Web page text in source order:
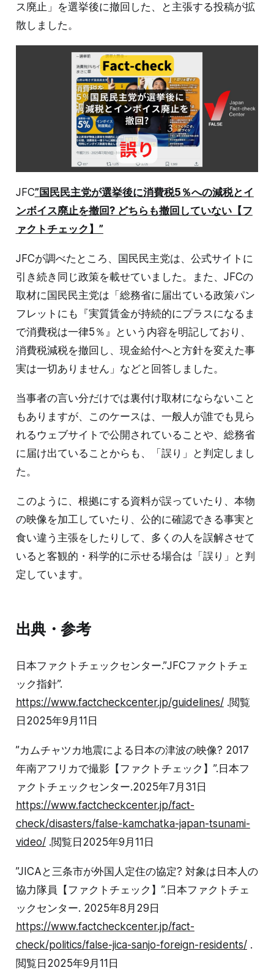
ス廃止」を選挙後に撤回した、と主張する投稿が拡
散しました。
JFC” 国民民主党が選挙後に消費税5％への減税とイ
ンボイス廃止を撤回? どちらも撤回していない【フ
ァクトチェック】”
JFCが調べたところ、国民民主党は、公式サイトに
引き続き同じ政策を載せていました。また、JFCの
取材に国民民主党は「総務省に届出ている政策パン
フレットにも『実質賃金が持続的にプラスになるま
で消費税は一律5％』という内容を明記しており、
消費税減税を撤回し、現金給付へと方針を変えた事
実は一切ありません」などと回答しました。
当事者の言い分だけでは裏付け取材にならないこと
もありますが、このケースは、一般人が誰でも見ら
れるウェブサイトで公開されていることや、総務省
に届け出ていることからも、「誤り」と判定しまし
た。
このように、根拠にする資料が誤っていたり、本物
の映像を加工していたり、公的に確認できる事実と
食い違う主張をしたりして、多くの人を誤解させて
いると客観的・科学的に示せる場合は「誤り」と判
定しています。
出典・参考
日本ファクトチェックセンター.”JFCファクトチェ
ック指針”.
https://www.factcheckcenter.jp/guidelines/.閲覧
日2025年9月11日
”カムチャツカ地震による日本の津波の映像? 2017
年南アフリカで撮影【ファクトチェック】”.日本フ
ァクトチェックセンター.2025年7月31日
https://www.factcheckcenter.jp/fact-
check/disasters/false-kamchatka-japan-tsunami-
video/.閲覧日2025年9月11日
”JICAと三条市が外国人定住の協定? 対象は日本人の
協力隊員【ファクトチェック】”.日本ファクトチェ
ックセンター. 2025年8月29日
https://www.factcheckcenter.jp/fact-
check/politics/false-jica-sanjo-foreign-residents/.
閲覧日2025年9月11日